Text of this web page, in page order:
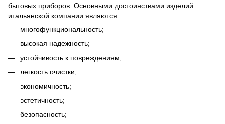
бытовых приборов. Основными достоинствами изделий
итальянской компании являются:
многофункциональность;
высокая надежность;
устойчивость к повреждениям;
легкость очистки;
экономичность;
эстетичность;
безопасность;